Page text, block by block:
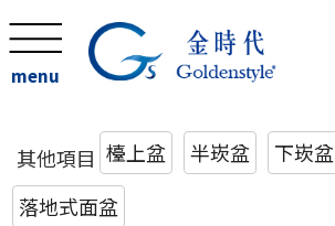
menu
其他項目 檯上盆 半崁盆 下崁盆
落地式面盆